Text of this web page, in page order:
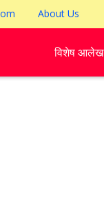
About Us
विशेष आलेख